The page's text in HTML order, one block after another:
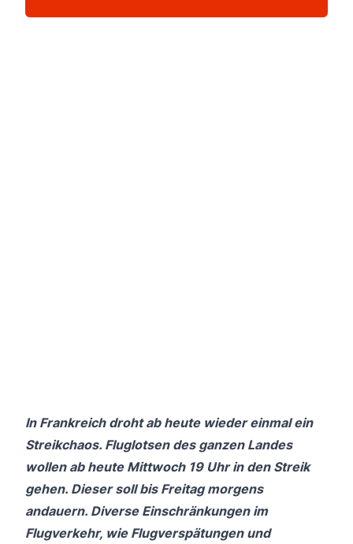
In Frankreich droht ab heute wieder einmal ein
Streikchaos. Fluglotsen des ganzen Landes
wollen ab heute Mittwoch 19 Uhr in den Streik
gehen. Dieser soll bis Freitag morgens
andauern. Diverse Einschränkungen im
Flugverkehr, wie Flugverspätungen und